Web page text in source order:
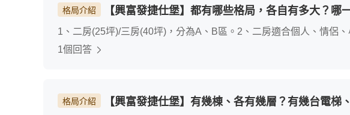
格局介紹 【興富發捷仕堡】都有哪些格局，各自有多大？哪
1、二房(25坪)/三房(40坪)，分為A、B區。2、二房適合個人、情侶
庭或有1-2個孩子的家庭。
1個回答
格局介紹 【興富發捷仕堡】有幾棟、各有幾層？有幾台電梯